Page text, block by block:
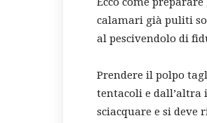
calamari già puliti
al pescivendolo di
Prendere il polpo
tentacoli e dall’altra
sciacquare e si deve